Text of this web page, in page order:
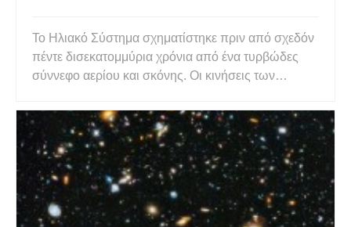
Το Ηλιακό Σύστημα σχηματίστηκε πριν από σχεδόν
πέντε δισεκατομμύρια χρόνια από ένα τυρβώδες
σύννεφο αερίου και σκόνης. Οι κινήσεις των
εξαιρετικά απίθανο να είναι ακριβώς μηδέν κατά
μέσο όρο. Στην ουσία, θα υπήρχε μια τάση να
κινούνται ή να περιστρέφοντα